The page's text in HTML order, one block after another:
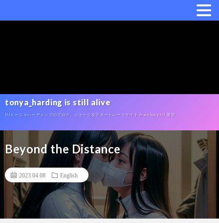
tonya_harding is still alive
DJトーニャハーディングのブログ。ジャージ女子ポートレートサイト tracktop girl 運営
Beyond the Distance
2023.04.08 English